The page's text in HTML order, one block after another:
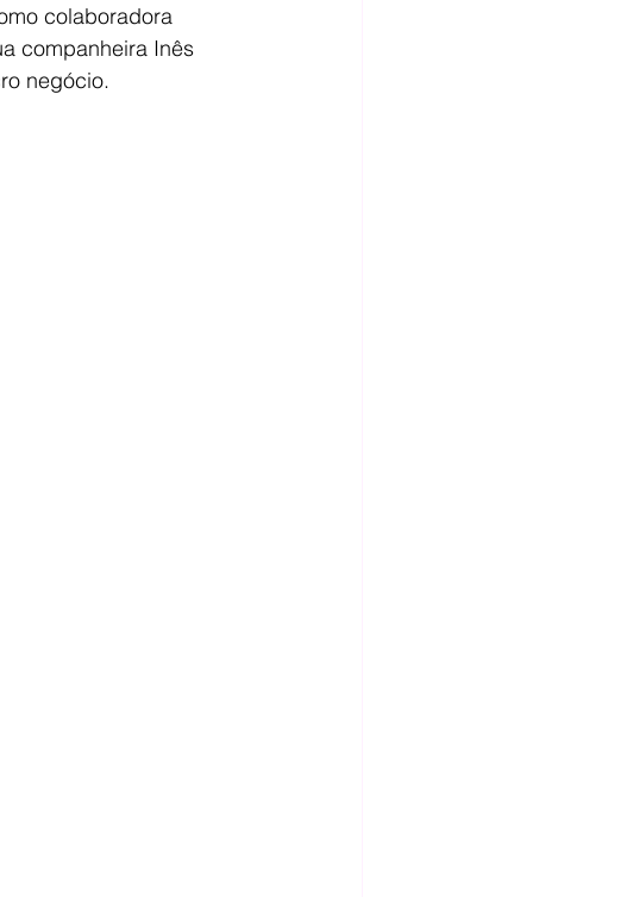
colaboradora
companheira Inês
negócio.